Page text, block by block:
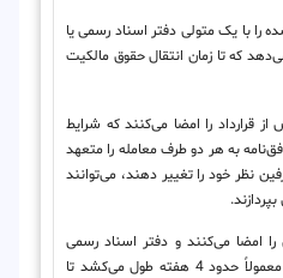
را با یک متولی دفتر اسناد رسمی یا
که تا زمان انتقال حقوق مالکیت
قرارداد را امضا می‌کنند که شرایط
به هر دو طرف معامله را متعهد
نظر خود را تغییر دهند، می‌توانند
را امضا می‌کنند و دفتر اسناد رسمی
امضای فروشنده را تأیید می‌کند. معمولاً حدود 4 هفته طول می‌کشد تا